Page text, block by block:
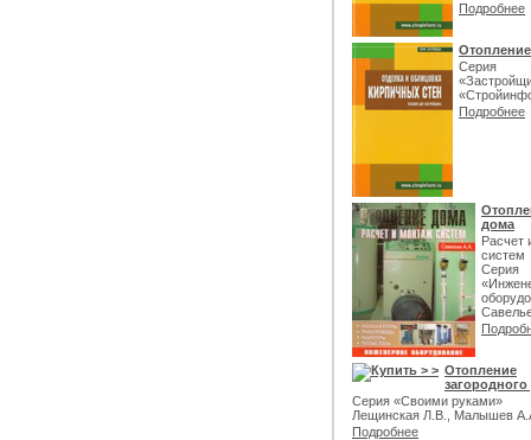
Подробнее
Серия
Подробнее
дома
Расчет
систем
Серия
Отопление
Серия «Своими руками»
Лещинская Л.В., Малышев
Подробнее